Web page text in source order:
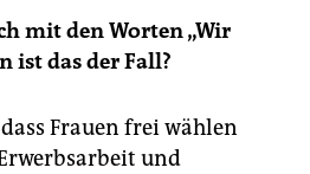
mit den Worten „Wir
ist das der Fall?
Frauen frei wählen
und